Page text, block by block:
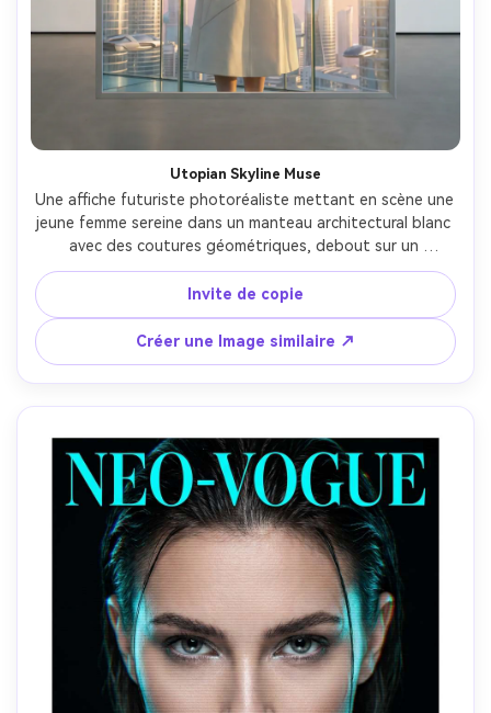
Utopian Skyline Muse
Une affiche futuriste photoréaliste mettant en scène une
jeune femme sereine dans un manteau architectural blanc
avec des coutures géométriques, debout sur un
passerelle surplombant une ville utopique lumineuse de
tours de verre et de véhicules volants, dégradés pastel
aérés, typographie condensée élégante liant "L'avenir est
doux", rétroéclairage d'heure dorée, prise sur Fujifilm GFX
100S, objectif 80 mm, grille d'affiche moderne propre,
éclairage ultra-réaliste et profondeur-AR 4:5
Invite de copie
Créer une Image similaire ↗